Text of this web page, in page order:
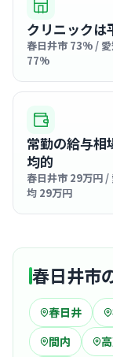
クリニックは
春日井市 73% /
77%
常勤の給与相
均的
春日井市 29万円 /
均 29万円
春日井市
春日井
間内